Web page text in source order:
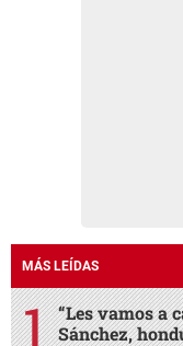
MÁS LEÍDAS
“Les vamos a
Sánchez,